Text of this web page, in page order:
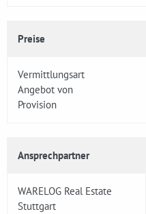
Preise
Vermittlungsart
Angebot von
Provision
Ansprechpartner
WARELOG Real Estate
Stuttgart